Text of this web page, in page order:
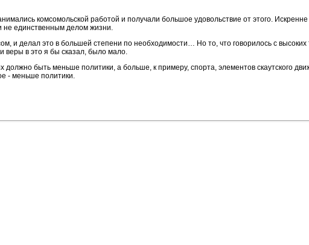
комсомольской работой и получали большое удовольствие от этого.
не единственным делом жизни.
и делал это в большей степени по необходимости… Но то, что говорилось с
в это я бы сказал, было мало.
быть меньше политики, а больше, к примеру, спорта, элементов скаутского
- меньше политики.